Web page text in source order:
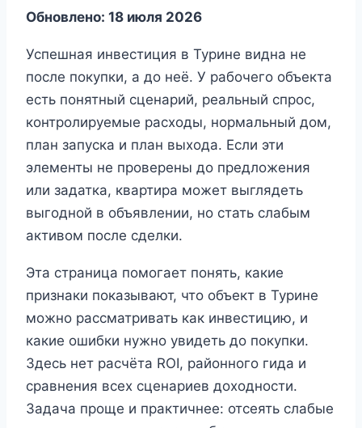
Обновлено: 18 июля 2026
Успешная инвестиция в Турине видна не
после покупки, а до неё. У рабочего объекта
есть понятный сценарий, реальный спрос,
контролируемые расходы, нормальный дом,
план запуска и план выхода. Если эти
элементы не проверены до предложения
или задатка, квартира может выглядеть
выгодной в объявлении, но стать слабым
активом после сделки.
Эта страница помогает понять, какие
признаки показывают, что объект в Турине
можно рассматривать как инвестицию, и
какие ошибки нужно увидеть до покупки.
Здесь нет расчёта ROI, районного гида и
сравнения всех сценариев доходности.
Задача проще и практичнее: отсеять слабые